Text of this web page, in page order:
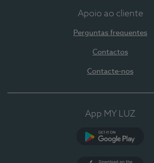
Apoio ao cliente
Perguntas frequentes
Contactos
Contacte-nos
App MY LUZ